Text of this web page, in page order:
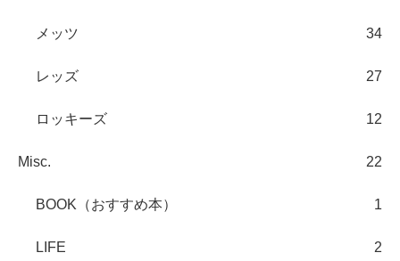
メッツ 34
レッズ 27
ロッキーズ 12
Misc. 22
BOOK（おすすめ本） 1
LIFE 2